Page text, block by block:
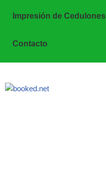
Impresión de Cedulones
Contacto